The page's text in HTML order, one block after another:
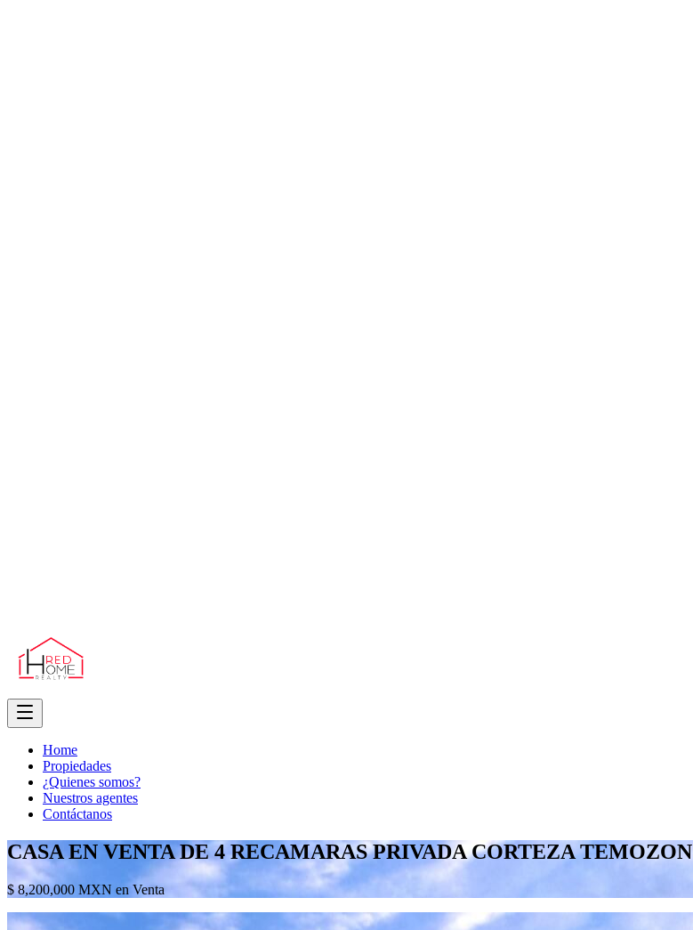
Home
Propiedades
¿Quienes somos?
Nuestros agentes
Contáctanos
CASA EN VENTA DE 4 RECAMARAS PRIVADA CORTEZA TEMOZON
$ 8,200,000 MXN en Venta